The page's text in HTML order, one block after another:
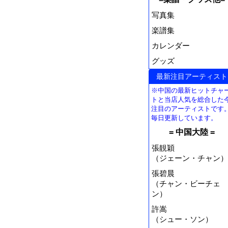
写真集
楽譜集
カレンダー
グッズ
最新注目アーティスト
※中国の最新ヒットチャ
トと当店人気を総合した
注目のアーティストです。
毎日更新しています。
= 中国大陸 =
張靚穎
（ジェーン・チャン）
張碧晨
（チャン・ビーチェ
ン）
許嵩
（シュー・ソン）